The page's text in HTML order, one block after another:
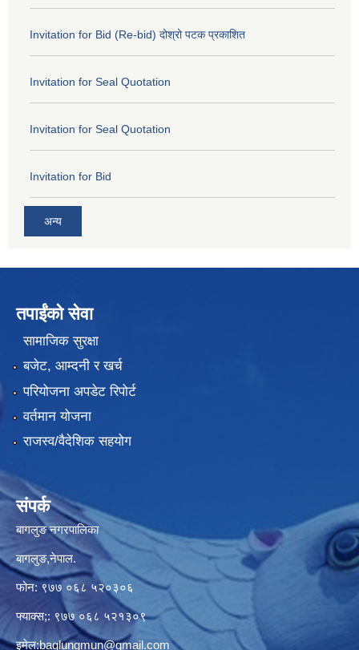
Invitation for Bid (Re-bid) दोश्रो पटक प्रकाशित
Invitation for Seal Quotation
Invitation for Seal Quotation
Invitation for Bid
अन्य
तपाईंको सेवा
सामाजिक सुरक्षा
बजेट, आम्दनी र खर्च
परियोजना अपडेट रिपोर्ट
वर्तमान योजना
राजस्व/वैदेशिक सहयोग
संपर्क
बागलुङ नगरपालिका
बागलुङ,नेपाल.
फोन: ९७७ ०६८ ५२०३०६
फ्याक्स;: ९७७ ०६८ ५२१३०९
इमेल:baglungmun@gmail.com